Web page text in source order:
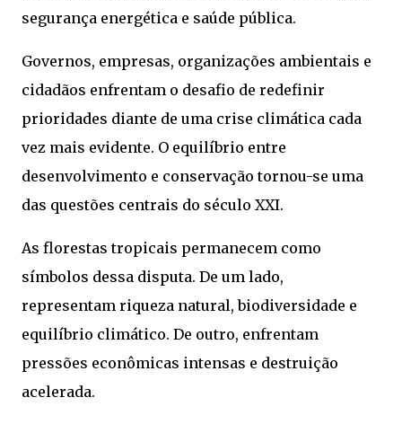
segurança energética e saúde pública.
Governos, empresas, organizações ambientais e
cidadãos enfrentam o desafio de redefinir
prioridades diante de uma crise climática cada
vez mais evidente. O equilíbrio entre
desenvolvimento e conservação tornou-se uma
das questões centrais do século XXI.
As florestas tropicais permanecem como
símbolos dessa disputa. De um lado,
representam riqueza natural, biodiversidade e
equilíbrio climático. De outro, enfrentam
pressões econômicas intensas e destruição
acelerada.